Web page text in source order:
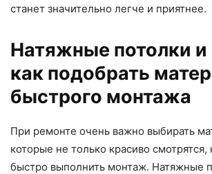
станет значительно легче и приятнее.
Натяжные потолки и
как подобрать
быстрого монтажа
При ремонте очень важно выбирать
которые не только красиво
быстро выполнить монтаж. Натяжные